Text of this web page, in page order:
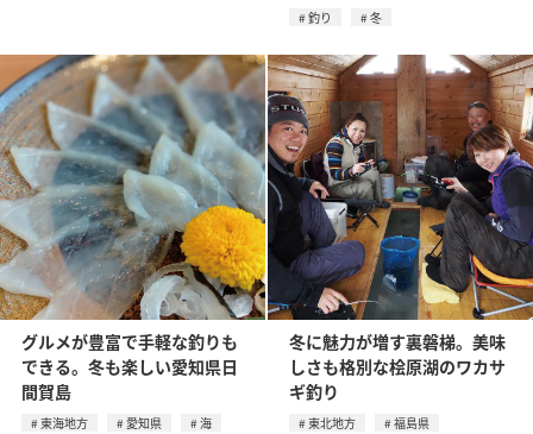
釣り
冬
グルメが豊富で手軽な釣りも
できる。冬も楽しい愛知県日
間賀島
東海地方 愛知県
海
冬に魅力が増す裏磐梯。美味
しさも格別な桧原湖のワカサ
ギ釣り
東北地方
福島県